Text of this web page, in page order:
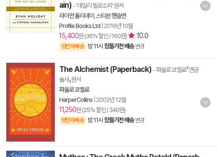
ain) - '데일리 필로소피' 원서
라이언 홀리데이 스티븐 핸슬먼
Profile Books Ltd 2016년 10월
15,400원 (36% 할인 / 160원) 10.0
양탄자배송 밤 11시 잠들기전 배송 변경
The Alchemist (Paperback) - 파울로 코엘료『연금
술사』원서
파울로 코엘료
HarperCollins 2002년 12월
11,250원 (25% 할인 / 340원)
양탄자배송 밤 11시 잠들기전 배송 변경